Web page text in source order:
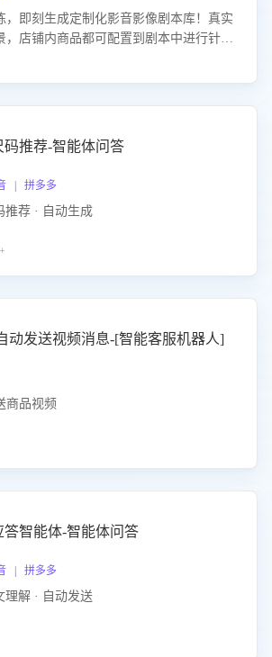
，即刻生成定制化影音影像剧本库！真实
，店铺内商品都可配置到剧本中进行针对
速获取影音影像类目剧本，一键开启客服
码推荐-智能体问答
| 拼多多
推荐 · 自动生成
动发送视频消息-[智能客服机器人]
商品视频
答智能体-智能体问答
| 拼多多
理解 · 自动发送